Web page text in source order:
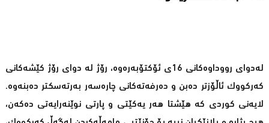
لەدوای رووداوەكانی 16ی ئۆكتۆبەرەوە، رۆژ لە دوای رۆژ كێشەكانی
كەركووك ئاڵۆزتر دەبن و دەرفەتەكانی چارەسەر بەرتەسكتر دەبنەوە.
لایەنی كوردی كە هێشتا هەر یەكێتی و پارتی نوێنەرایەتی دەكەن،